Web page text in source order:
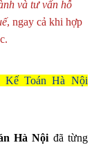
và tư vấn hỗ
, ngay cả khi hợp
Kế Toán Hà Nội
Hà Nội đã từng